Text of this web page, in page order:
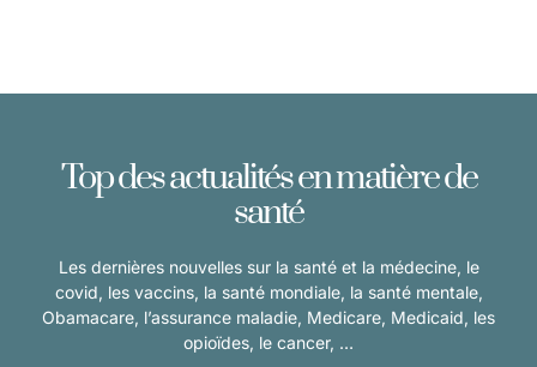
Top des actualités en matière de
santé
Les dernières nouvelles sur la santé et la médecine, le
covid, les vaccins, la santé mondiale, la santé mentale,
Obamacare, l’assurance maladie, Medicare, Medicaid, les
opioïdes, le cancer, …